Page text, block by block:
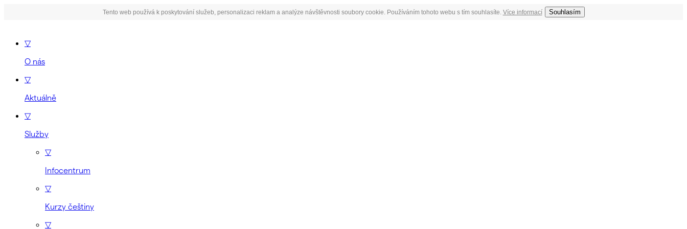
Tento web používá k poskytování služeb, personalizaci reklam a analýze návštěvnosti soubory cookie. Používáním tohoto webu s tím souhlasíte. Více informací Souhlasím
▽
O nás
▽
Aktuálně
▽
Služby
▽
Infocentrum
▽
Kurzy češtiny
▽